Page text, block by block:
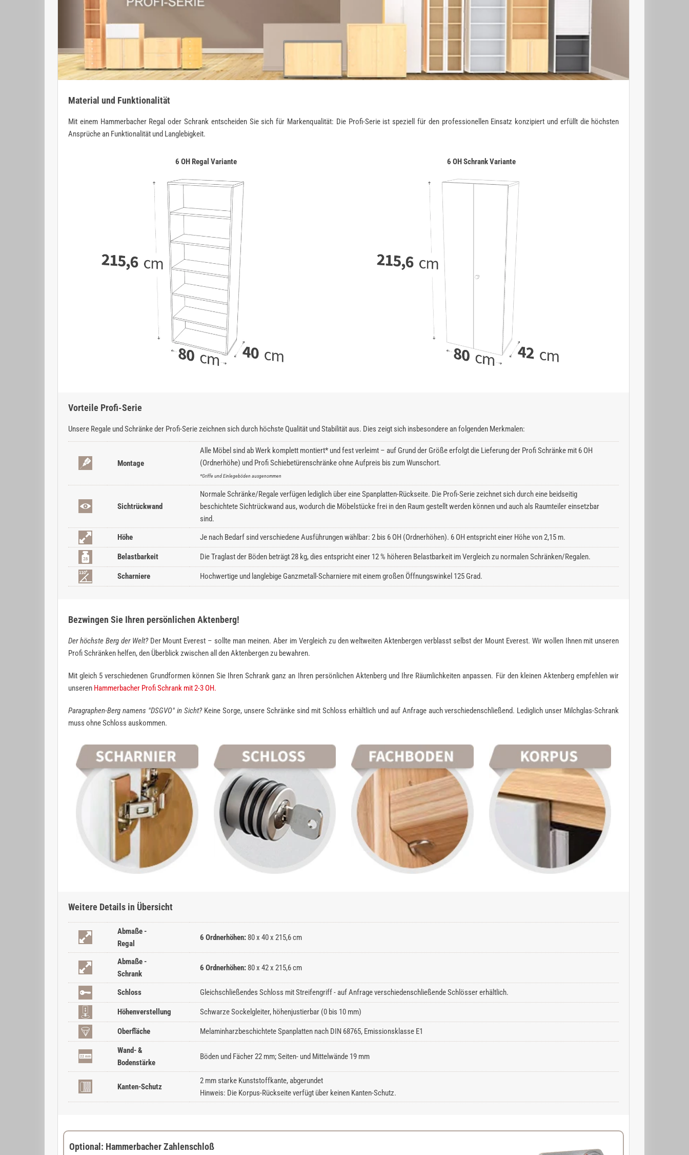
Material und Funktionalität
Mit einem Hammerbacher Regal oder Schrank entscheiden Sie sich für Markenqualität: Die Profi-Serie ist speziell für den professionellen Einsatz konzipiert und erfüllt die höchsten
Ansprüche an Funktionalität und Langlebigkeit.
6 OH Regal Variante 6 OH Schrank Variante
Vorteile Profi-Serie
Unsere Regale und Schränke der Profi-Serie zeichnen sich durch höchste Qualität und Stabilität aus. Dies zeigt sich insbesondere an folgenden Merkmalen:
Montage
Alle Möbel sind ab Werk komplett montiert* und fest verleimt – auf Grund der Größe erfolgt die Lieferung der Profi Schränke mit 6 OH
(Ordnerhöhe) und Profi Schiebetürenschränke ohne Aufpreis bis zum Wunschort.
*Griffe und Einlegeböden ausgenommen
Sichtrückwand
Normale Schränke/Regale verfügen lediglich über eine Spanplatten-Rückseite. Die Profi-Serie zeichnet sich durch eine beidseitig
beschichtete Sichtrückwand aus, wodurch die Möbelstücke frei in den Raum gestellt werden können und auch als Raumteiler einsetzbar
sind.
Höhe
Je nach Bedarf sind verschiedene Ausführungen wählbar: 2 bis 6 OH (Ordnerhöhen). 6 OH entspricht einer Höhe von 2,15 m.
Belastbarkeit Die Traglast der Böden beträgt 28 kg, dies entspricht einer 12 % höheren Belastbarkeit im Vergleich zu normalen Schränken/Regalen.
Scharniere Hochwertige und langlebige Ganzmetall-Scharniere mit einem großen Öffnungswinkel 125 Grad.
Bezwingen Sie Ihren persönlichen Aktenberg!
Der höchste Berg der Welt?Der Mount Everest – sollte man meinen. Aber im Vergleich zu den weltweiten Akten­bergen verblasst selbst der Mount Everest. Wir wollen Ihnen mit unseren
Profi Schränken helfen, den Überblick zwischen all den Aktenbergen zu bewahren.
Mit gleich 5 verschiedenen Grundformen können Sie Ihren Schrank ganz an Ihren persönlichen Aktenberg und Ihre Räumlichkeiten anpassen. Für den kleinen Aktenberg empfehlen wir
unseren Hammerbacher Profi Schrank mit 2-3 OH.
Paragraphen-Berg namens "DSGVO" in Sicht?Keine Sorge, unsere Schränke sind mit Schloss erhältlich und auf Anfrage auch verschiedenschließend. Lediglich unser Milchglas-Schrank
muss ohne Schloss auskommen.
Weitere Details in Übersicht
Abmaße -
Regal
6 Ordnerhöhen: 80 x 40 x 215,6 cm
Abmaße -
Schrank
6 Ordnerhöhen: 80 x 42 x 215,6 cm
Schloss Gleichschließendes Schloss mit Streifengriff - auf Anfrage verschiedenschließende Schlösser erhältlich.
Höhenverstellung Schwarze Sockelgleiter, höhenjustierbar (0 bis 10 mm)
Oberfläche Melaminharzbeschichtete Spanplatten nach DIN 68765, Emissionsklasse E1
Wand- &
Bodenstärke
Böden und Fächer 22 mm; Seiten- und Mittelwände 19 mm
Kanten-Schutz
2 mm starke Kunststoffkante, abgerundet
Hinweis: Die Korpus-Rückseite verfügt über keinen Kanten-Schutz.
Optional: Hammerbacher Zahlenschloß